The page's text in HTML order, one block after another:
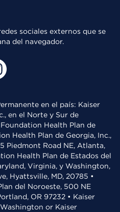
sociales externos que se
del navegador.
en el país: Kaiser
en el Norte y Sur de
Health Plan de
Health Plan de Georgia, Inc.,
Piedmont Road NE, Atlanta,
Health Plan de Estados del
Virginia, y Washington,
Hyattsville, MD, 20785 •
del Noroeste, 500 NE
OR 97232 • Kaiser
or Kaiser